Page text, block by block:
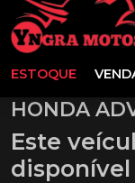
ESTOQUE
HONDA
Este